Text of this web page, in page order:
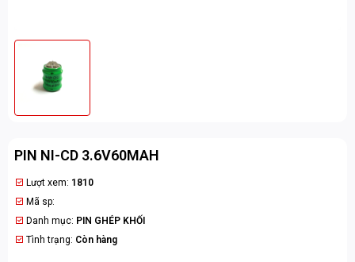
PIN NI-CD 3.6V60MAH
Lượt xem: 1810
Mã sp:
Danh mục: PIN GHÉP KHỐI
Tình trạng: Còn hàng